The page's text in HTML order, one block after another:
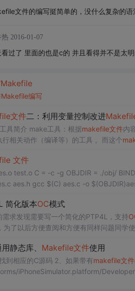
文件的编写挺简单的，没什么复杂的
2016-01-07
看过了 里面的也是c的 并且看得并不是太明
Makefile
Makefile编写
文件二：利用变量控制改进
一、make工具简介 make工具：根据makefile文件内
行相关动作（编译等）的工具 。而这个
文件
= -c -g OBJDIR = ./obj/ BINDIR = ./bin/ AES:$(OBJS) gcc $(OBJDIR)aes.o
S aes.o:aes.c aes.h gcc $(C) aes.c -o
简化版本OC模式
需求发现需要写一个简化的PTP4L，支持
为了以后方便查阅和方便有同样问题同学
t3的时间戳，和读回来的t1和t4进行运算
静态库、 Makefile文件使用
到相应的C源码 2、如果带有makefile文件
iPhoneSimulator.platform/